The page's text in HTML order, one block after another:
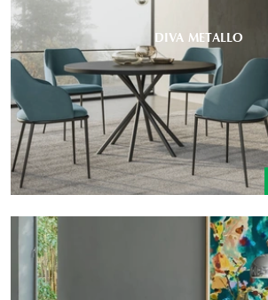
DIVA METALLO